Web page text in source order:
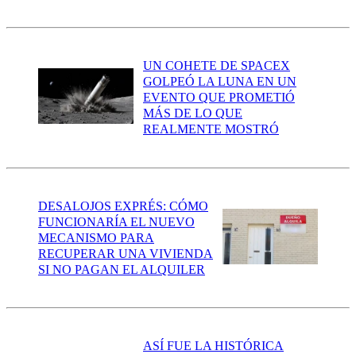
UN COHETE DE SPACEX
GOLPEÓ LA LUNA EN UN
EVENTO QUE PROMETIÓ
MÁS DE LO QUE
REALMENTE MOSTRÓ
DESALOJOS EXPRÉS: CÓMO
FUNCIONARÍA EL NUEVO
MECANISMO PARA
RECUPERAR UNA VIVIENDA
SI NO PAGAN EL ALQUILER
ASÍ FUE LA HISTÓRICA